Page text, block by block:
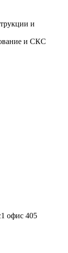
и
и СКС
офис 405